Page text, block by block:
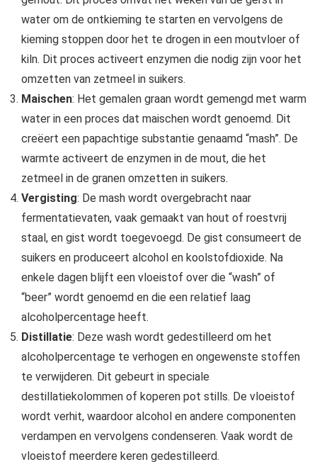
water om de ontkieming te starten en vervolgens de
kieming stoppen door het te drogen in een moutvloer of
kiln. Dit proces activeert enzymen die nodig zijn voor het
omzetten van zetmeel in suikers.
Maischen: Het gemalen graan wordt gemengd met warm
water in een proces dat maischen wordt genoemd. Dit
creëert een papachtige substantie genaamd “mash”. De
warmte activeert de enzymen in de mout, die het
zetmeel in de granen omzetten in suikers.
Vergisting: De mash wordt overgebracht naar
fermentatievaten, vaak gemaakt van hout of roestvrij
staal, en gist wordt toegevoegd. De gist consumeert de
suikers en produceert alcohol en koolstofdioxide. Na
enkele dagen blijft een vloeistof over die “wash” of
“beer” wordt genoemd en die een relatief laag
alcoholpercentage heeft.
Distillatie: Deze wash wordt gedestilleerd om het
alcoholpercentage te verhogen en ongewenste stoffen
te verwijderen. Dit gebeurt in speciale
destillatiekolommen of koperen pot stills. De vloeistof
wordt verhit, waardoor alcohol en andere componenten
verdampen en vervolgens condenseren. Vaak wordt de
vloeistof meerdere keren gedestilleerd.